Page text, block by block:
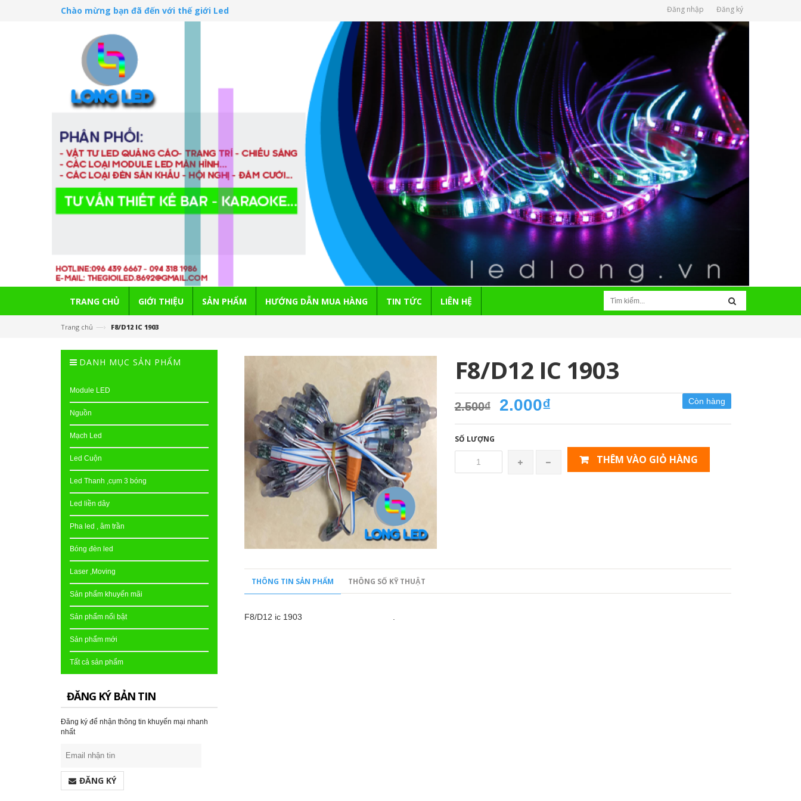
Chào mừng bạn đã đến với thế giới Led Đăng nhập Đăng ký
TRANG CHỦ GIỚI THIỆU SẢN PHẨM HƯỚNG DẪN MUA HÀNG TIN TỨC LIÊN HỆ
Trang chủ —› F8/D12 IC 1903
DANH MỤC SẢN PHẨM
Module LED
Nguồn
Mạch Led
Led Cuộn
Led Thanh ,cụm 3 bóng
Led liền dây
Pha led , âm trần
Bóng đèn led
Laser ,Moving
Sản phẩm khuyến mãi
Sản phẩm nổi bật
Sản phẩm mới
Tất cả sản phẩm
ĐĂNG KÝ BẢN TIN
Đăng ký để nhận thông tin khuyến mại nhanh
nhất
ĐĂNG KÝ
F8/D12 IC 1903
Còn hàng
2.500₫ 2.000₫
SỐ LƯỢNG
THÊM VÀO GIỎ HÀNG
THÔNG TIN SẢN PHẨM THÔNG SỐ KỸ THUẬT
F8/D12 ic 1903 .